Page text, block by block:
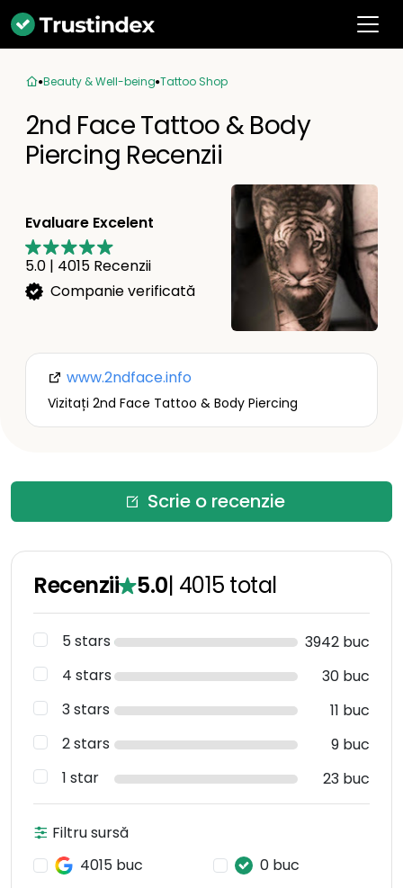
Beauty & Well-being Tattoo Shop
2nd Face Tattoo & Body
Piercing Recenzii
Evaluare Excelent
5.0 | 4015 Recenzii
Companie verificată
www.2ndface.info
Vizitați 2nd Face Tattoo & Body Piercing
Scrie o recenzie
Recenzii 5.0| 4015 total
5 stars
3942 buc
4 stars
30 buc
3 stars
11 buc
2 stars
9 buc
1 star
23 buc
Filtru sursă
4015 buc
0 buc